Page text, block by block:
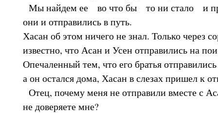
Мы найдем ее во что бы то ни стало и
они и отправились в путь.
Хасан об этом ничего не знал. Только через
известно, что Асан и Усен отправились на
Опечаленный тем, что его братья
а он остался дома, Хасан в слезах пришел к
Отец, почему меня не отправили вместе с
не доверяете мне?